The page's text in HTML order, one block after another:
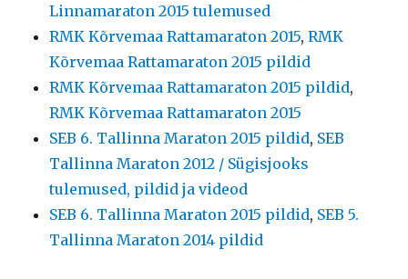
Linnamaraton 2015 tulemused
RMK Kõrvemaa Rattamaraton 2015,RMK
Kõrvemaa Rattamaraton 2015 pildid
RMK Kõrvemaa Rattamaraton 2015 pildid,
RMK Kõrvemaa Rattamaraton 2015
SEB 6. Tallinna Maraton 2015 pildid, SEB
Tallinna Maraton 2012 / Sügisjooks
tulemused, pildid ja videod
SEB 6. Tallinna Maraton 2015 pildid, SEB 5.
Tallinna Maraton 2014 pildid